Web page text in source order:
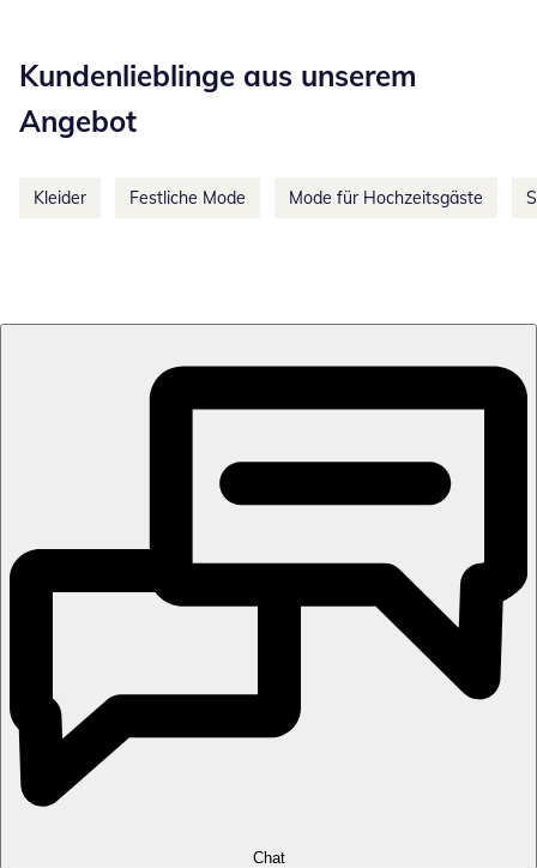
Kundenlieblinge aus unserem
Angebot
Kleider Festliche Mode Mode für Hochzeitsgäste
Chat